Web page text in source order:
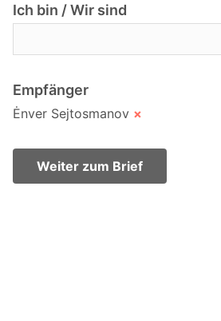
Ich bin / Wir sind
Empfänger
Ėnver Sejtosmanov ×
Weiter zum Brief